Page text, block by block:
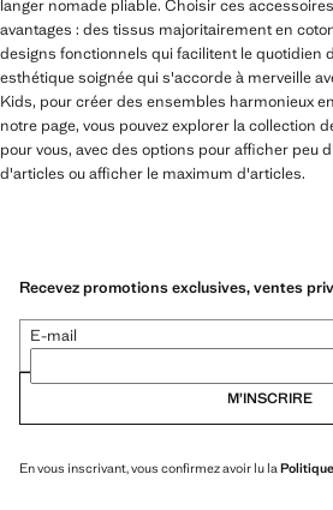
langer nomade pliable. Choisir ces
avantages : des tissus majoritairement en
designs fonctionnels qui facilitent le quotidien
esthétique soignée qui s'accorde à merveille
Kids, pour créer des ensembles harmonieux
notre page, vous pouvez explorer la collection
pour vous, avec des options pour afficher peu
d'articles ou afficher le maximum d'articles.
Recevez promotions exclusives, ventes
E-mail
M’INSCRIRE
En vous inscrivant, vous confirmez avoir lu la